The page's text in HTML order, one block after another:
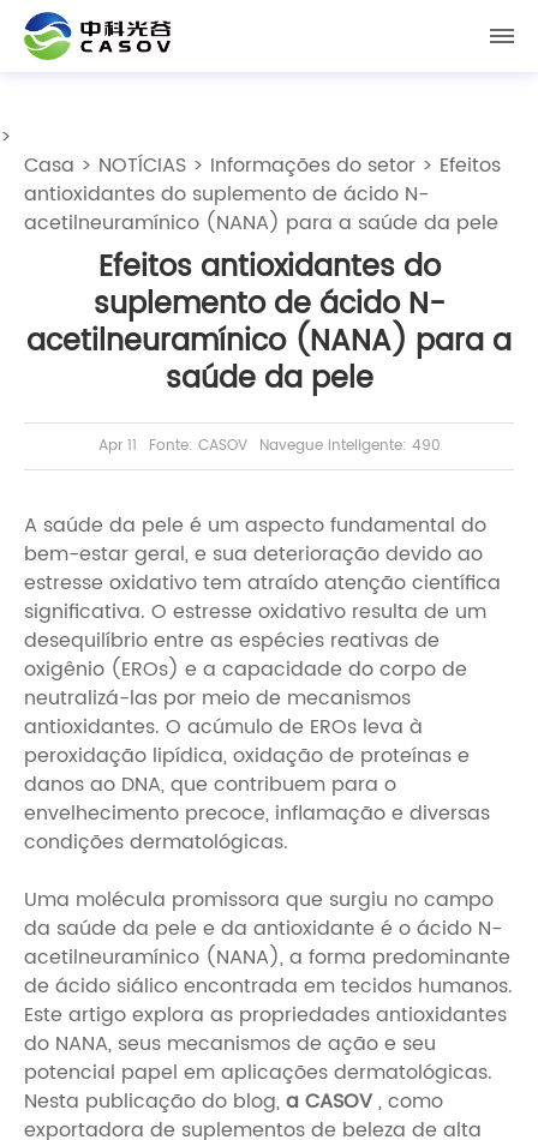
>
Casa > NOTÍCIAS > Informações do setor > Efeitos
antioxidantes do suplemento de ácido N-
acetilneuramínico (NANA) para a saúde da pele
Efeitos antioxidantes do
suplemento de ácido N-
acetilneuramínico (NANA) para a
saúde da pele
Apr 11 Fonte: CASOV Navegue inteligente: 490
A saúde da pele é um aspecto fundamental do
bem-estar geral, e sua deterioração devido ao
estresse oxidativo tem atraído atenção científica
significativa. O estresse oxidativo resulta de um
desequilíbrio entre as espécies reativas de
oxigênio (EROs) e a capacidade do corpo de
neutralizá-las por meio de mecanismos
antioxidantes. O acúmulo de EROs leva à
peroxidação lipídica, oxidação de proteínas e
danos ao DNA, que contribuem para o
envelhecimento precoce, inflamação e diversas
condições dermatológicas.
Uma molécula promissora que surgiu no campo
da saúde da pele e da antioxidante é o ácido N-
acetilneuramínico (NANA), a forma predominante
de ácido siálico encontrada em tecidos humanos.
Este artigo explora as propriedades antioxidantes
do NANA, seus mecanismos de ação e seu
potencial papel em aplicações dermatológicas.
Nesta publicação do blog,a CASOV, como
exportadora de suplementos de beleza de alta